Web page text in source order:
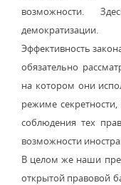
возможности.
демократизации.
Эффективность
обязательно
на котором они
режиме
соблюдения тех
возможности
В целом же наши
открытой правовой